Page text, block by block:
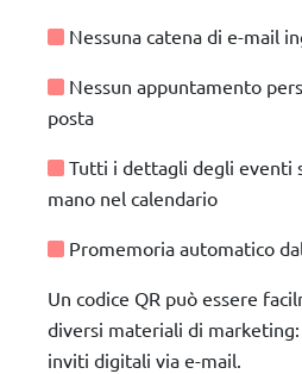
Nessuna catena di e-mail
Nessun appuntamento
posta
Tutti i dettagli degli eventi
mano nel calendario
Promemoria automatico
Un codice QR può essere
diversi materiali di
inviti digitali via e-mail.